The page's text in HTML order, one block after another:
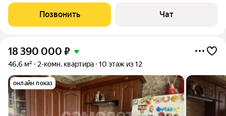
Позвонить Чат
18 390 000 ₽
46,6 м² 2-комн. квартира 10 этаж из 12
онлайн показ